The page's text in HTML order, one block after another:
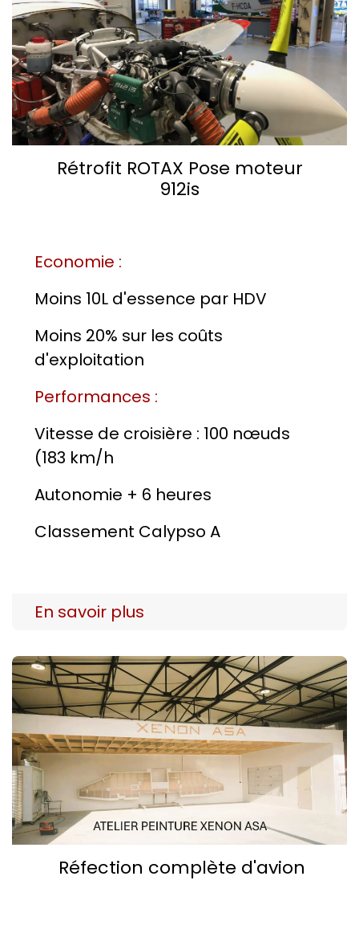
Rétrofit ROTAX Pose moteur
912is
Economie :
Moins 10L d'essence par HDV
Moins 20% sur les coûts
d'exploitation
Performances :
Vitesse de croisière : 100 nœuds
(183 km/h
Autonomie + 6 heures
Classement Calypso A
En savoir plus
Réfection complète d'avion